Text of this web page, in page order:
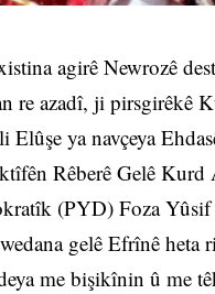
agirê Newrozê
re azadî, ji pirsgirêkê
Elûşe ya navçeya
Rêberê Gelê Kurd
(PYD) Foza
gelê Efrînê
me bişikînin û me